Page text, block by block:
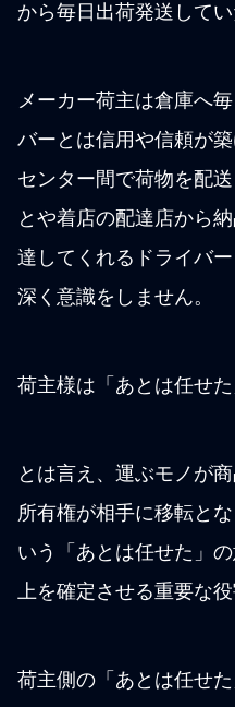
から毎日出荷発送してい
メーカー荷主は倉庫へ
バーとは信用や信頼が
センター間で荷物を配
とや着店の配達店から
達してくれるドライバ
深く意識をしません。
荷主様は「あとは任せた
とは言え、運ぶモノが
所有権が相手に移転と
いう「あとは任せた」
上を確定させる重要な
荷主側の「あとは任せ